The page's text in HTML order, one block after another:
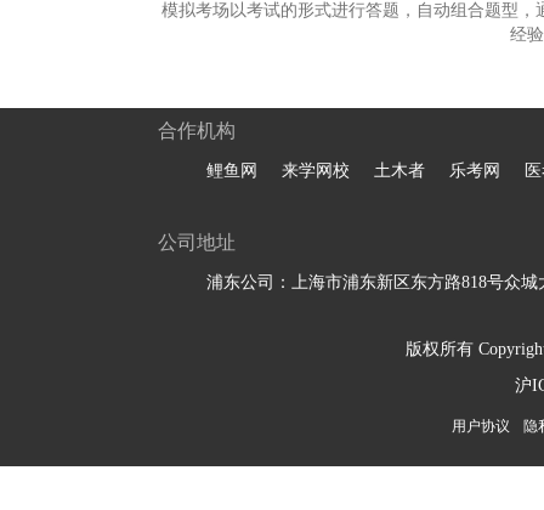
模拟考场以考试的形式进行答题，自动组合题型
经
合作机构
鲤鱼网 来学网校 土木者 乐考网
公司地址
浦东公司：上海市浦东新区东方路818号众城
版权所有
沪
用户协议 隐